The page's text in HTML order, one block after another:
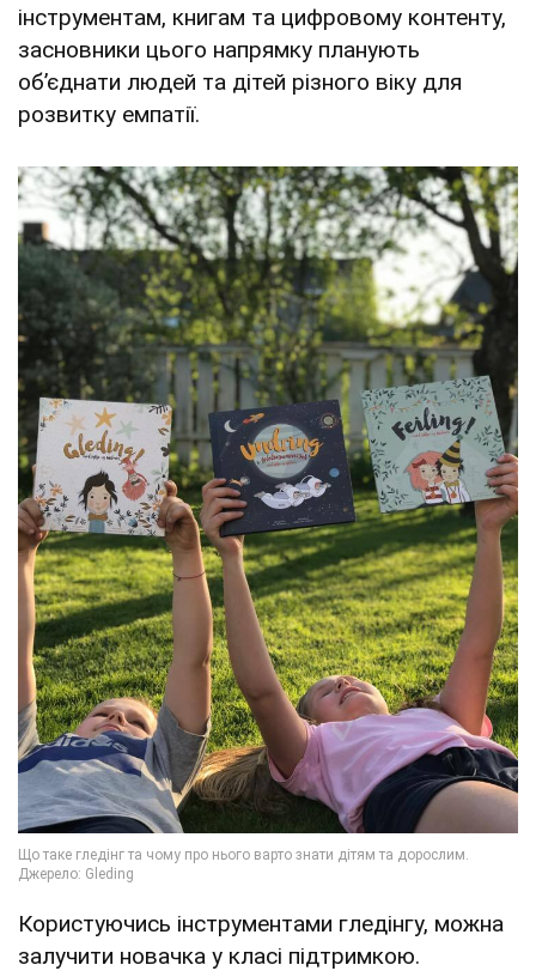
інструментам, книгам та цифровому контенту,
засновники цього напрямку планують
обʼєднати людей та дітей різного віку для
розвитку емпатії.
Користуючись інструментами гледінгу, можна
залучити новачка у класі підтримкою.